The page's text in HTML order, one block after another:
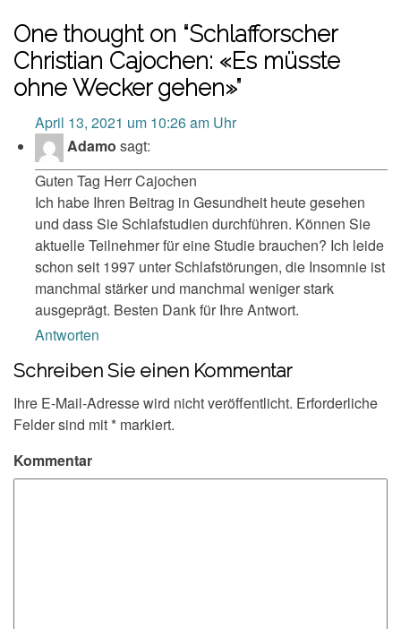
One thought on “Schlafforscher
Christian Cajochen: «Es müsste
ohne Wecker gehen»”
Adamo sagt:
April 13, 2021 um 10:26 am Uhr
Guten Tag Herr Cajochen
Ich habe Ihren Beitrag in Gesundheit heute gesehen
und dass Sie Schlafstudien durchführen. Können Sie
aktuelle Teilnehmer für eine Studie brauchen? Ich leide
schon seit 1997 unter Schlafstörungen, die Insomnie ist
manchmal stärker und manchmal weniger stark
ausgeprägt. Besten Dank für Ihre Antwort.
Antworten
Schreiben Sie einen Kommentar
Ihre E-Mail-Adresse wird nicht veröffentlicht. Erforderliche
Felder sind mit * markiert.
Kommentar